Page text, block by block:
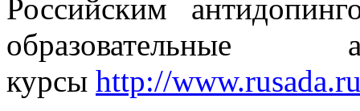
Российским
образовательные
курсы http://